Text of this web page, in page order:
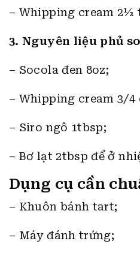
– Whipping cream 2½
3. Nguyên liệu phủ
– Socola đen 8oz;
– Whipping cream 3/4
– Siro ngô 1tbsp;
– Bơ lạt 2tbsp để ở
Dụng cụ cần
– Khuôn bánh tart;
– Máy đánh trứng;